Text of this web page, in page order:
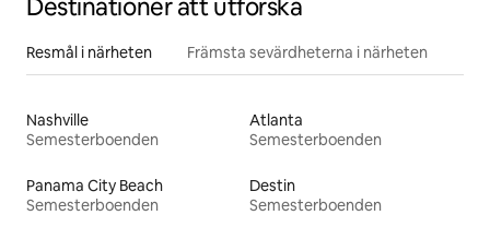
Destinationer att utforska
Resmål i närheten Främsta sevärdheterna i närheten
Nashville
Semesterboenden
Atlanta
Semesterboenden
Panama City Beach
Semesterboenden
Destin
Semesterboenden